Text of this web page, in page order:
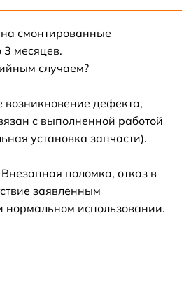
на смонтированные
месяцев.
случаем?
возникновение дефекта,
с выполненной работой
установка запчасти).
поломка, отказ в
заявленным
нормальном использовании.